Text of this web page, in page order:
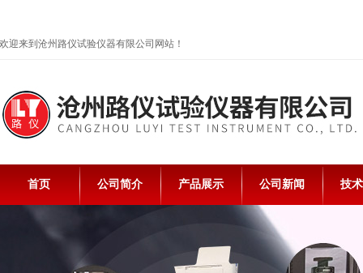
欢迎来到沧州路仪试验仪器有限公司网站！
首页 公司简介 产品展示 公司新闻 技